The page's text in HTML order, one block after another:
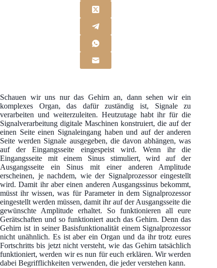
Schauen wir uns nur das Gehirn an, dann sehen wir ein
komplexes Organ, das dafür zuständig ist, Signale zu
verarbeiten und weiterzuleiten. Heutzutage habt ihr für die
Signalverarbeitung digitale Maschinen konstruiert, die auf der
einen Seite einen Signaleingang haben und auf der anderen
Seite werden Signale ausgegeben, die davon abhängen, was
auf der Eingangsseite eingespeist wird. Wenn ihr die
Eingangsseite mit einem Sinus stimuliert, wird auf der
Ausgangsseite ein Sinus mit einer anderen Amplitude
erscheinen, je nachdem, wie der Signalprozessor eingestellt
wird. Damit ihr aber einen anderen Ausgangssinus bekommt,
müsst ihr wissen, was für Parameter in dem Signalprozessor
eingestellt werden müssen, damit ihr auf der Ausgangsseite die
gewünschte Amplitude erhaltet. So funktionieren all eure
Gerätschaften und so funktioniert auch das Gehirn. Denn das
Gehirn ist in seiner Basisfunktionalität einem Signalprozessor
nicht unähnlich. Es ist aber ein Organ und da ihr trotz eures
Fortschritts bis jetzt nicht versteht, wie das Gehirn tatsächlich
funktioniert, werden wir es nun für euch erklären. Wir werden
dabei Begrifflichkeiten verwenden, die jeder verstehen kann.